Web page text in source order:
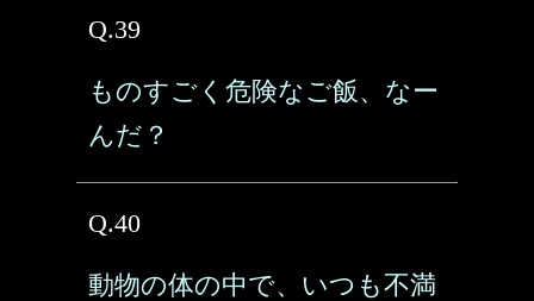
Q.39
ものすごく危険なご飯、なー
んだ？
Q.40
動物の体の中で、いつも不満